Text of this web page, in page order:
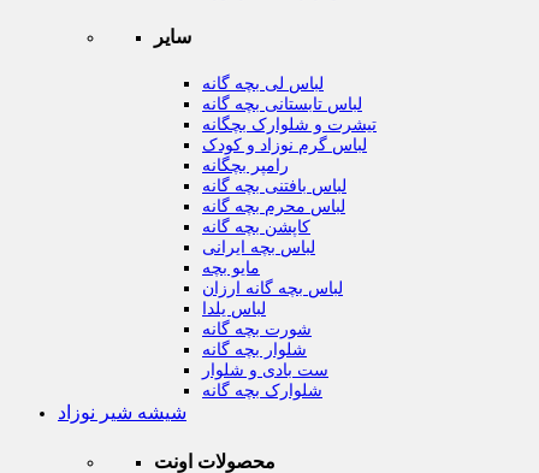
سایر
لباس لی بچه گانه
لباس تابستانی بچه گانه
تیشرت و شلوارک بچگانه
لباس گرم نوزاد و کودک
رامپر بچگانه
لباس بافتنی بچه گانه
لباس محرم بچه گانه
کاپشن بچه گانه
لباس بچه ایرانی
مایو بچه
لباس بچه گانه ارزان
لباس یلدا
شورت بچه گانه
شلوار بچه گانه
ست بادی و شلوار
شلوارک بچه گانه
شیشه شیر نوزاد
محصولات اونت